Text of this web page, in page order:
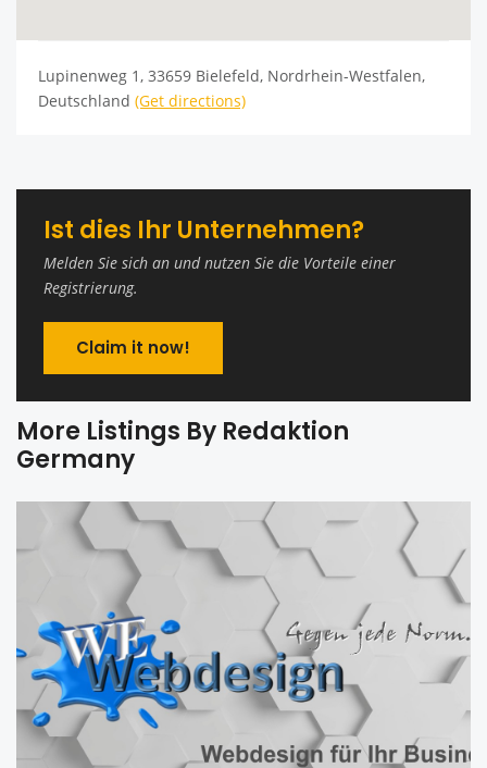
Lupinenweg 1, 33659 Bielefeld, Nordrhein-Westfalen,
Deutschland (Get directions)
Ist dies Ihr Unternehmen?
Melden Sie sich an und nutzen Sie die Vorteile einer
Registrierung.
Claim it now!
More Listings By Redaktion
Germany